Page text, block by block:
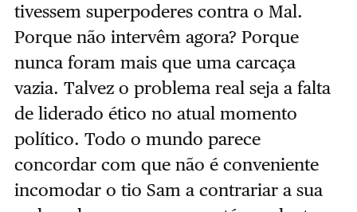
tivessem superpoderes contra o Mal.
Porque não intervêm agora? Porque
nunca foram mais que uma carcaça
vazia. Talvez o problema real seja a falta
de liderado ético no atual momento
político. Todo o mundo parece
concordar com que não é conveniente
incomodar o tio Sam a contrariar a sua